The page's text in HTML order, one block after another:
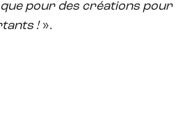
que pour des créations pour
! ».